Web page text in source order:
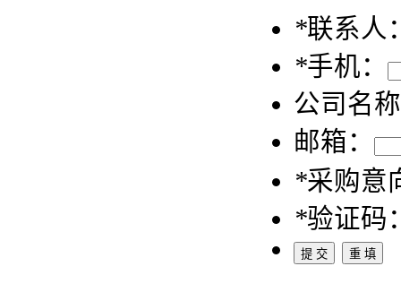
*联系人
*手机：
公司名
邮箱：
*采购意
*验证码